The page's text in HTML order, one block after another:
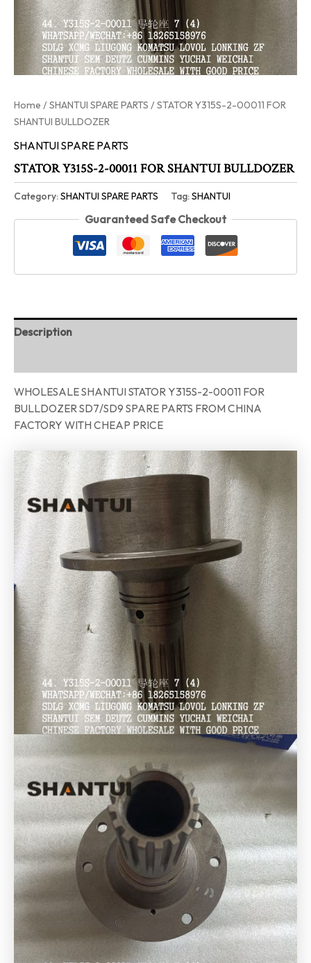
Home /SHANTUI SPARE PARTS / STATOR Y315S-2-00011 FOR
SHANTUI BULLDOZER
SHANTUI SPARE PARTS
STATOR Y315S-2-00011 FOR SHANTUI BULLDOZER
Category:SHANTUI SPARE PARTS Tag:SHANTUI
Guaranteed Safe Checkout
Description
WHOLESALE SHANTUI STATOR Y315S-2-00011 FOR
BULLDOZER SD7/SD9 SPARE PARTS FROM CHINA
FACTORY WITH CHEAP PRICE